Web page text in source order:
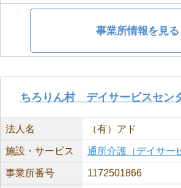
事業所情報を見る
ちろりん村 デイサービスセン
法人名 （有）アド
施設・サービス 通所介護（デイサー
事業所番号 1172501866